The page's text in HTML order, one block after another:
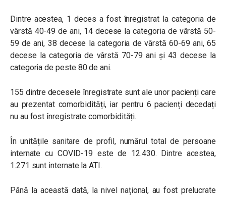
Dintre acestea, 1 deces a fost înregistrat la categoria de
vârstă 40-49 de ani, 14 decese la categoria de vârstă 50-
59 de ani, 38 decese la categoria de vârstă 60-69 ani, 65
decese la categoria de vârstă 70-79 ani și 43 decese la
categoria de peste 80 de ani.
155 dintre decesele înregistrate sunt ale unor pacienți care
au prezentat comorbidități, iar pentru 6 pacienți decedați
nu au fost înregistrate comorbidități.
În unitățile sanitare de profil, numărul total de persoane
internate cu COVID-19 este de 12.430. Dintre acestea,
1.271 sunt internate la ATI.
Până la această dată, la nivel național, au fost prelucrate